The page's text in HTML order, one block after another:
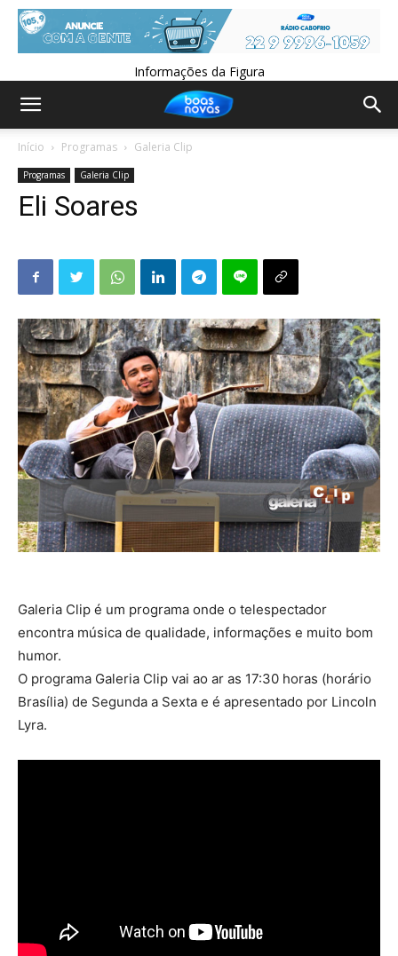
Informações da Figura
Início Programas Galeria Clip
Programas Galeria Clip
Eli Soares
Galeria Clip é um programa onde o telespectador
encontra música de qualidade, informações e muito bom
humor.
O programa Galeria Clip vai ao ar as 17:30 horas (horário
Brasília) de Segunda a Sexta e é apresentado por Lincoln
Lyra.